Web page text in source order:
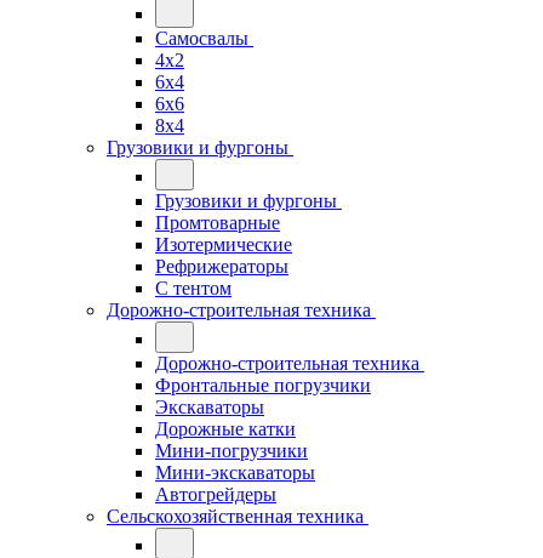
Самосвалы
4x2
6x4
6x6
8x4
Грузовики и фургоны
Грузовики и фургоны
Промтоварные
Изотермические
Рефрижераторы
С тентом
Дорожно-строительная техника
Дорожно-строительная техника
Фронтальные погрузчики
Экскаваторы
Дорожные катки
Мини-погрузчики
Мини-экскаваторы
Автогрейдеры
Сельскохозяйственная техника